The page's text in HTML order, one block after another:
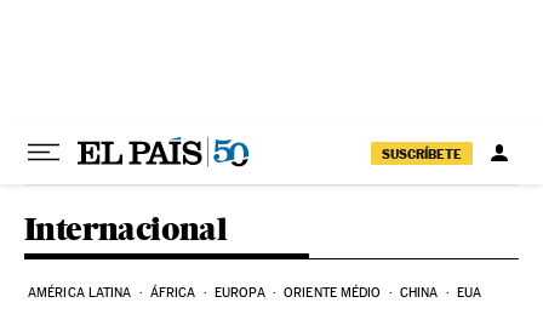
SUSCRÍBETE
Internacional
AMÉRICA LATINA ÁFRICA EUROPA ORIENTE MÉDIO CHINA EUA